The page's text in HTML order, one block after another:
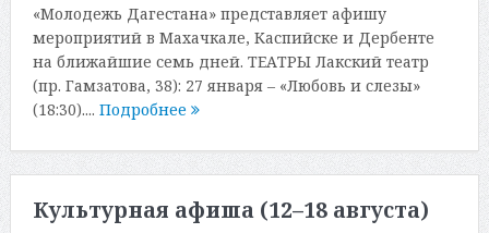
«Молодежь Дагестана» представляет афишу
мероприятий в Махачкале, Каспийске и Дербенте
на ближайшие семь дней. ТЕАТРЫ Лакский театр
(пр. Гамзатова, 38): 27 января – «Любовь и слезы»
(18:30).... Подробнее
Культурная афиша (12–18 августа)